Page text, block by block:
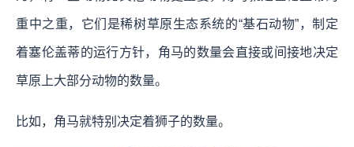
重中之重，它们是稀树草原生态系统的“基石动物”，制定
着塞伦盖蒂的运行方针，角马的数量会直接或间接地决定
草原上大部分动物的数量。
比如，角马就特别决定着狮子的数量。